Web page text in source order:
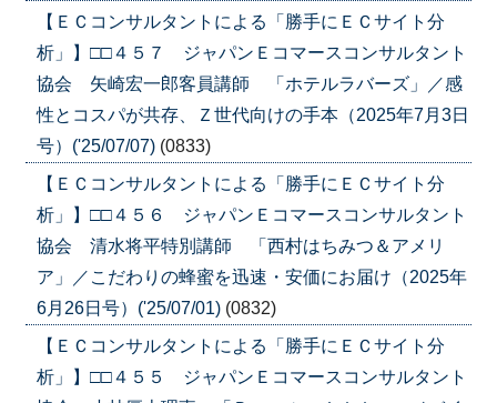
【ＥＣコンサルタントによる「勝手にＥＣサイト分
析」】□□４５７ ジャパンＥコマースコンサルタント
協会 矢崎宏一郎客員講師 「ホテルラバーズ」／感
性とコスパが共存、Ｚ世代向けの手本（2025年7月3日
号）('25/07/07) (0833)
【ＥＣコンサルタントによる「勝手にＥＣサイト分
析」】□□４５６ ジャパンＥコマースコンサルタント
協会 清水将平特別講師 「西村はちみつ＆アメリ
ア」／こだわりの蜂蜜を迅速・安価にお届け（2025年
6月26日号）('25/07/01) (0832)
【ＥＣコンサルタントによる「勝手にＥＣサイト分
析」】□□４５５ ジャパンＥコマースコンサルタント